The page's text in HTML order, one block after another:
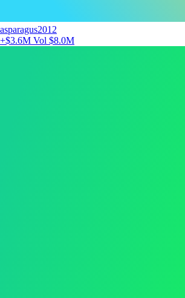
asparagus2012
+$3.6M Vol $8.0M